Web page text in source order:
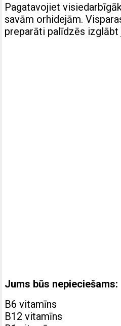
Pagatavojiet
savām orhidejām.
preparāti palīdzēs izglābt
Jums būs nepieciešams:
B6 vitamīns
B12 vitamīns